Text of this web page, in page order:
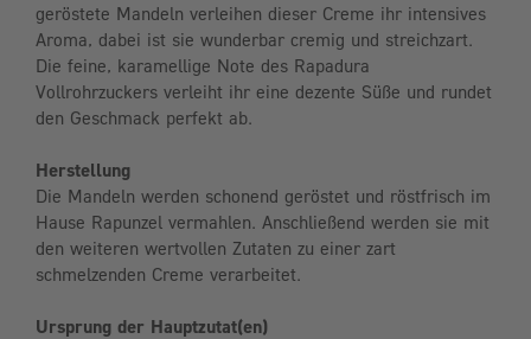
geröstete Mandeln verleihen dieser Creme ihr intensives
Aroma, dabei ist sie wunderbar cremig und streichzart.
Die feine, karamellige Note des Rapadura
Vollrohrzuckers verleiht ihr eine dezente Süße und rundet
den Geschmack perfekt ab.
Herstellung
Die Mandeln werden schonend geröstet und röstfrisch im
Hause Rapunzel vermahlen. Anschließend werden sie mit
den weiteren wertvollen Zutaten zu einer zart
schmelzenden Creme verarbeitet.
Ursprung der Hauptzutat(en)